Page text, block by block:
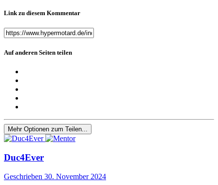
Link zu diesem Kommentar
Auf anderen Seiten teilen
Mehr Optionen zum Teilen...
Duc4Ever
Geschrieben 30. November 2024